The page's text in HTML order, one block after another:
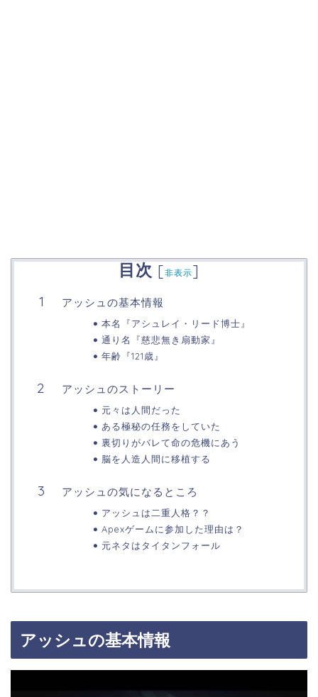
目次 [非表示]
アッシュの基本情報
本名『アシュレイ・リード博士』
通り名『慈悲無き扇動家』
年齢『121歳』
アッシュのストーリー
元々は人間だった
ある極秘の任務をしていた
裏切りがバレて命の危機にあう
脳を人造人間に移植する
アッシュの気になるところ
アッシュは二重人格？？
Apexゲームに参加した理由は？
元ネタはタイタンフォール
アッシュの基本情報